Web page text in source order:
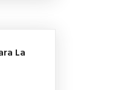
La